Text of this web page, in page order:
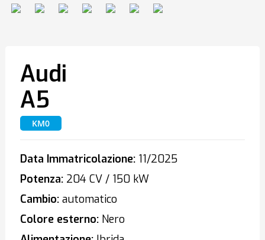
Audi
A5
KM0
Data Immatricolazione:11/2025
Potenza:204 CV / 150 kW
Cambio:automatico
Colore esterno:Nero